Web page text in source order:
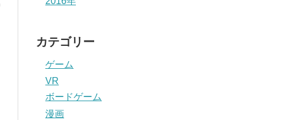
カテゴリー
ゲーム
VR
ボードゲーム
漫画